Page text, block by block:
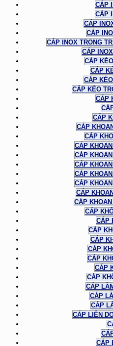
CÁP
CÁP
CÁP
CÁP
CÁP INOX TRONG
CÁP
CÁP
CÁP
CÁP
CÁP KÉO
CÁP
CÁP
CÁP
CÁP
CÁP
CÁP
CÁP
CÁP
CÁP
CÁP
CÁP
CÁP
CÁP
CÁP
CÁP
CÁP
CÁP
CÁP
CÁP
CÁP
CÁP
CÁP
CÁP LIÊN
CÁP